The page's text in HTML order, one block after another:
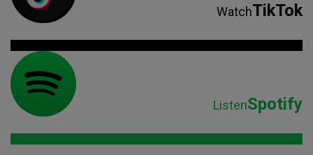
WatchTikTok
ListenSpotify